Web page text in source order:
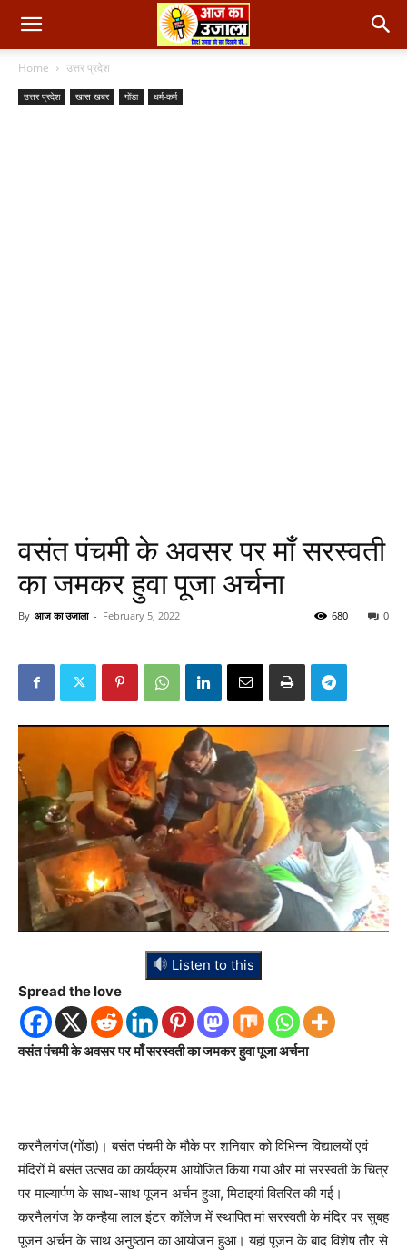
Home उत्तर प्रदेश
उत्तर प्रदेश खास खबर गोंडा धर्म-कर्म
वसंत पंचमी के अवसर पर माँ सरस्वती
का जमकर हुवा पूजा अर्चना
By आज का उजाला - February 5, 2022 0
680
Listen to this
Spread the love
वसंत पंचमी के अवसर पर माँ सरस्वती का जमकर हुवा पूजा अर्चना
करनैलगंज(गोंडा)। बसंत पंचमी के मौके पर शनिवार को विभिन्न विद्यालयों एवं
मंदिरों में बसंत उत्सव का कार्यक्रम आयोजित किया गया और मां सरस्वती के चित्र
पर माल्यार्पण के साथ-साथ पूजन अर्चन हुआ, मिठाइयां वितरित की गई।
करनैलगंज के कन्हैया लाल इंटर कॉलेज में स्थापित मां सरस्वती के मंदिर पर सुबह
पूजन अर्चन के साथ अनुष्ठान का आयोजन हुआ। यहां पूजन के बाद विशेष तौर से